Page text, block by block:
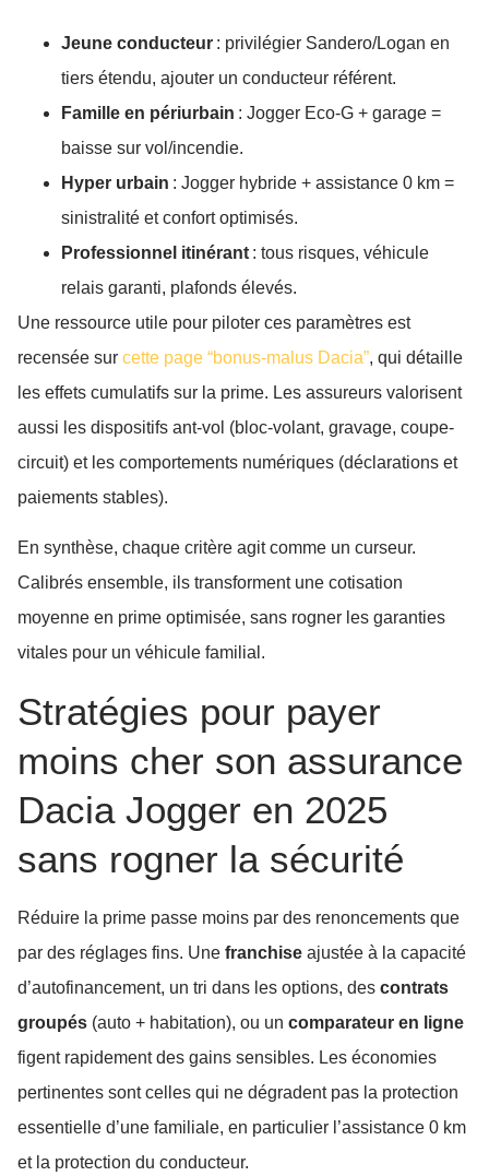
Jeune conducteur : privilégier Sandero/Logan en
tiers étendu, ajouter un conducteur référent.
Famille en périurbain : Jogger Eco-G + garage =
baisse sur vol/incendie.
Hyper urbain : Jogger hybride + assistance 0 km =
sinistralité et confort optimisés.
Professionnel itinérant : tous risques, véhicule
relais garanti, plafonds élevés.
Une ressource utile pour piloter ces paramètres est
recensée sur cette page “bonus-malus Dacia”, qui détaille
les effets cumulatifs sur la prime. Les assureurs valorisent
aussi les dispositifs ant-vol (bloc-volant, gravage, coupe-
circuit) et les comportements numériques (déclarations et
paiements stables).
En synthèse, chaque critère agit comme un curseur.
Calibrés ensemble, ils transforment une cotisation
moyenne en prime optimisée, sans rogner les garanties
vitales pour un véhicule familial.
Stratégies pour payer
moins cher son assurance
Dacia Jogger en 2025
sans rogner la sécurité
Réduire la prime passe moins par des renoncements que
par des réglages fins. Une franchise ajustée à la capacité
d’autofinancement, un tri dans les options, des contrats
groupés (auto + habitation), ou un comparateur en ligne
figent rapidement des gains sensibles. Les économies
pertinentes sont celles qui ne dégradent pas la protection
essentielle d’une familiale, en particulier l’assistance 0 km
et la protection du conducteur.